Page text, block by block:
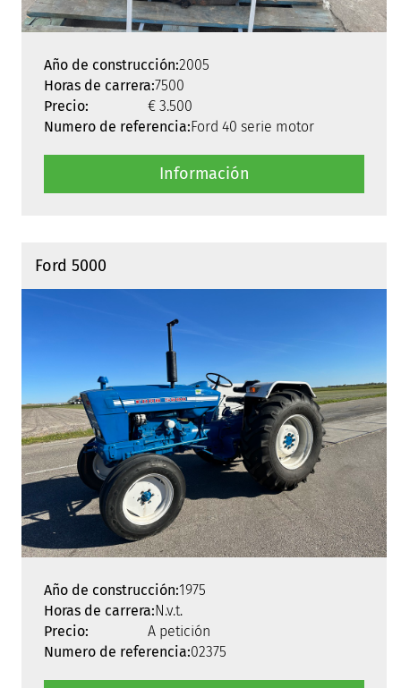
Año de construcción:2005
Horas de carrera:7500
Precio:
€ 3.500
Numero de referencia:Ford 40 serie motor
Información
Ford 5000
Año de construcción:1975
Horas de carrera:N.v.t.
Precio:
A petición
Numero de referencia:02375